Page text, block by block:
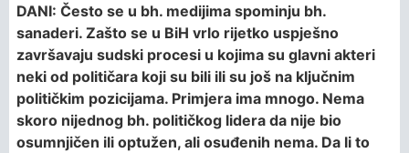
DANI: Često se u bh. medijima spominju bh.
sanaderi. Zašto se u BiH vrlo rijetko uspješno
završavaju sudski procesi u kojima su glavni akteri
neki od političara koji su bili ili su još na ključnim
političkim pozicijama. Primjera ima mnogo. Nema
skoro nijednog bh. političkog lidera da nije bio
osumnjičen ili optužen, ali osuđenih nema. Da li to